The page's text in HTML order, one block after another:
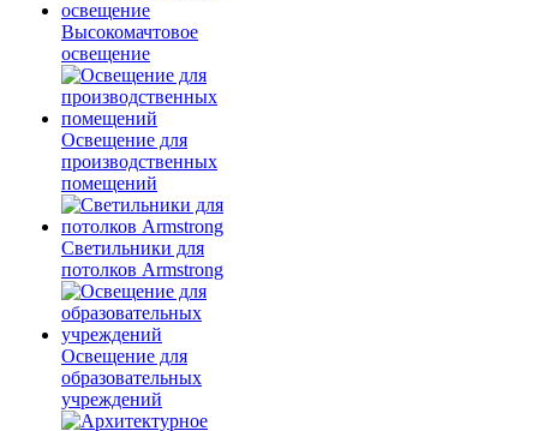
Высокомачтовое
освещение
Освещение для
производственных
помещений
Светильники для
потолков Armstrong
Освещение для
образовательных
учреждений